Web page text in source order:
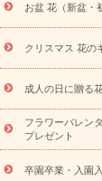
お盆（新盆・
寄せギフト
プリザーブドフ
花束
スタン
蘭・花鉢
ミ
の青色胡蝶蘭
ドフラワー
ミオーダー
eギフト
花キ
お盆 花（新盆・
クリスマス 花の
成人の日に贈る
フラワーバレン
プレゼント
卒園卒業・入園